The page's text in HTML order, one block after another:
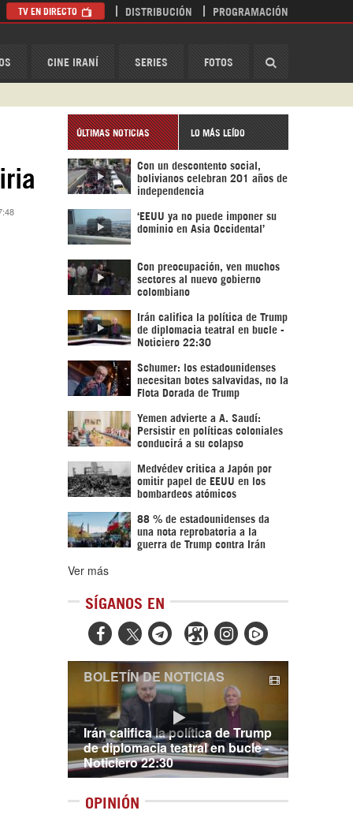
CINE IRANÍ SERIES FOTOS
TV EN DIRECTO DISTRIBUCIÓN PROGRAMACIÓN
ÚLTIMAS NOTICIAS LO MÁS LEÍDO
Con un descontento social,
bolivianos celebran 201 años de
independencia
‘EEUU ya no puede imponer su
dominio en Asia Occidental’
Con preocupación, ven muchos
sectores al nuevo gobierno
colombiano
Irán califica la política de Trump
de diplomacia teatral en bucle -
Noticiero 22:30
Schumer: los estadounidenses
necesitan botes salvavidas, no la
Flota Dorada de Trump
Yemen advierte a A. Saudí:
Persistir en políticas coloniales
conducirá a su colapso
Medvédev critica a Japón por
omitir papel de EEUU en los
bombardeos atómicos
88 % de estadounidenses da
una nota reprobatoria a la
guerra de Trump contra Irán
Ver más
SÍGANOS EN
  
Irán califica la política de Trump
de diplomacia teatral en bucle -
Noticiero 22:30
BOLETÍN DE NOTICIAS
OPINIÓN